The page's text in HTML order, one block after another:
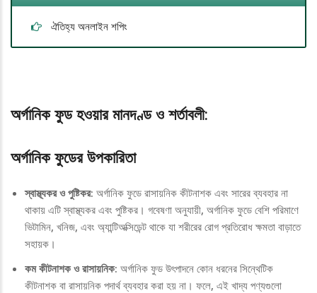
ঐতিহ্য অনলাইন শপিং
অর্গানিক ফুড হওয়ার মানদণ্ড ও শর্তাবলী:
অর্গানিক ফুডের উপকারিতা
স্বাস্থ্যকর ও পুষ্টিকর: অর্গানিক ফুডে রাসায়নিক কীটনাশক এবং সারের ব্যবহার না
থাকায় এটি স্বাস্থ্যকর এবং পুষ্টিকর। গবেষণা অনুযায়ী, অর্গানিক ফুডে বেশি পরিমাণে
ভিটামিন, খনিজ, এবং অ্যান্টিঅক্সিডেন্ট থাকে যা শরীরের রোগ প্রতিরোধ ক্ষমতা বাড়াতে
সহায়ক।
কম কীটনাশক ও রাসায়নিক: অর্গানিক ফুড উৎপাদনে কোন ধরনের সিন্থেটিক
কীটনাশক বা রাসায়নিক পদার্থ ব্যবহার করা হয় না। ফলে, এই খাদ্য পণ্যগুলো